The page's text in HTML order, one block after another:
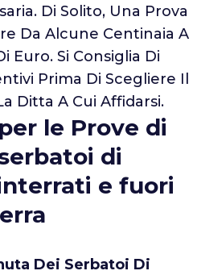
Di Solito, Una Prova
Da Alcune Centinaia A
Euro. Si Consiglia Di
Prima Di Scegliere Il
Ditta A Cui Affidarsi.
le Prove di
di
e fuori
Dei Serbatoi Di